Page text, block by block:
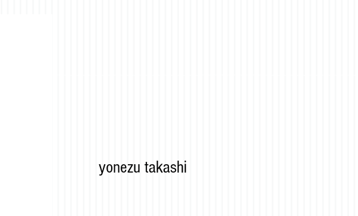
yonezu takashi